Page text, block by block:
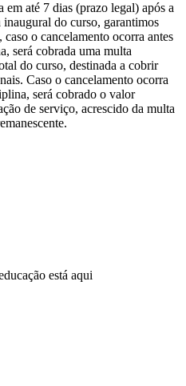
em até 7 dias (prazo legal) após a
do curso, garantimos
o cancelamento ocorra antes
será cobrada uma multa
do curso, destinada a cobrir
Caso o cancelamento ocorra
será cobrado o valor
de serviço, acrescido da multa
está aqui